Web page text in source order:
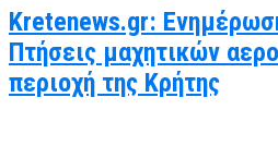
Kretenews.gr:
Πτήσεις μαχητικών
περιοχή της Κρήτης